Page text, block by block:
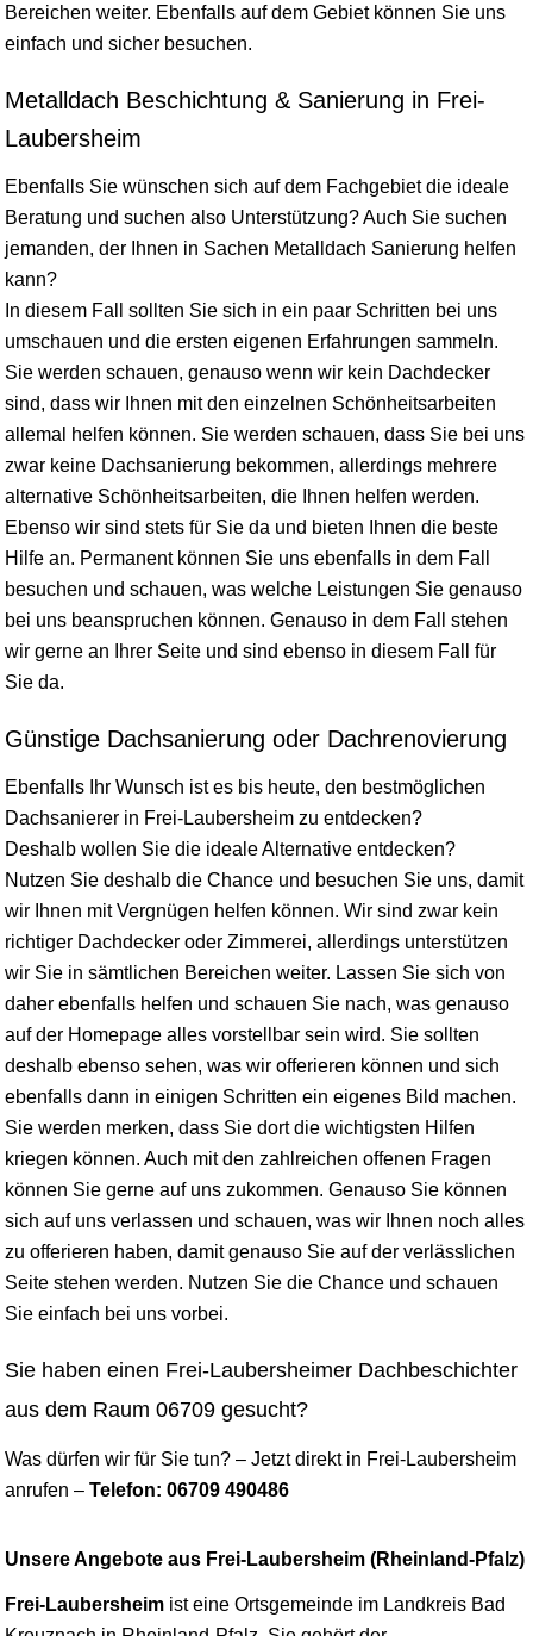
Bereichen weiter. Ebenfalls auf dem Gebiet können Sie uns
einfach und sicher besuchen.
Metalldach Beschichtung & Sanierung in Frei-
Laubersheim
Ebenfalls Sie wünschen sich auf dem Fachgebiet die ideale
Beratung und suchen also Unterstützung? Auch Sie suchen
jemanden, der Ihnen in Sachen Metalldach Sanierung helfen
kann?
In diesem Fall sollten Sie sich in ein paar Schritten bei uns
umschauen und die ersten eigenen Erfahrungen sammeln.
Sie werden schauen, genauso wenn wir kein Dachdecker
sind, dass wir Ihnen mit den einzelnen Schönheitsarbeiten
allemal helfen können. Sie werden schauen, dass Sie bei uns
zwar keine Dachsanierung bekommen, allerdings mehrere
alternative Schönheitsarbeiten, die Ihnen helfen werden.
Ebenso wir sind stets für Sie da und bieten Ihnen die beste
Hilfe an. Permanent können Sie uns ebenfalls in dem Fall
besuchen und schauen, was welche Leistungen Sie genauso
bei uns beanspruchen können. Genauso in dem Fall stehen
wir gerne an Ihrer Seite und sind ebenso in diesem Fall für
Sie da.
Günstige Dachsanierung oder Dachrenovierung
Ebenfalls Ihr Wunsch ist es bis heute, den bestmöglichen
Dachsanierer in Frei-Laubersheim zu entdecken?
Deshalb wollen Sie die ideale Alternative entdecken?
Nutzen Sie deshalb die Chance und besuchen Sie uns, damit
wir Ihnen mit Vergnügen helfen können. Wir sind zwar kein
richtiger Dachdecker oder Zimmerei, allerdings unterstützen
wir Sie in sämtlichen Bereichen weiter. Lassen Sie sich von
daher ebenfalls helfen und schauen Sie nach, was genauso
auf der Homepage alles vorstellbar sein wird. Sie sollten
deshalb ebenso sehen, was wir offerieren können und sich
ebenfalls dann in einigen Schritten ein eigenes Bild machen.
Sie werden merken, dass Sie dort die wichtigsten Hilfen
kriegen können. Auch mit den zahlreichen offenen Fragen
können Sie gerne auf uns zukommen. Genauso Sie können
sich auf uns verlassen und schauen, was wir Ihnen noch alles
zu offerieren haben, damit genauso Sie auf der verlässlichen
Seite stehen werden. Nutzen Sie die Chance und schauen
Sie einfach bei uns vorbei.
Sie haben einen Frei-Laubersheimer Dachbeschichter
aus dem Raum 06709 gesucht?
Was dürfen wir für Sie tun? – Jetzt direkt in Frei-Laubersheim
anrufen – Telefon: 06709 490486
Unsere Angebote aus Frei-Laubersheim (Rheinland-Pfalz)
Frei-Laubersheim ist eine Ortsgemeinde im Landkreis Bad